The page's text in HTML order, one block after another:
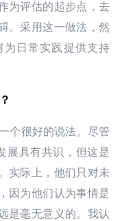
为评估的起步点，去
。采用这一做法，然
为日常实践提供支持
个很好的说法。尽管
展具有共识，但这是
实际上，他们只对未
因为他们认为事情是
是毫无意义的。我认